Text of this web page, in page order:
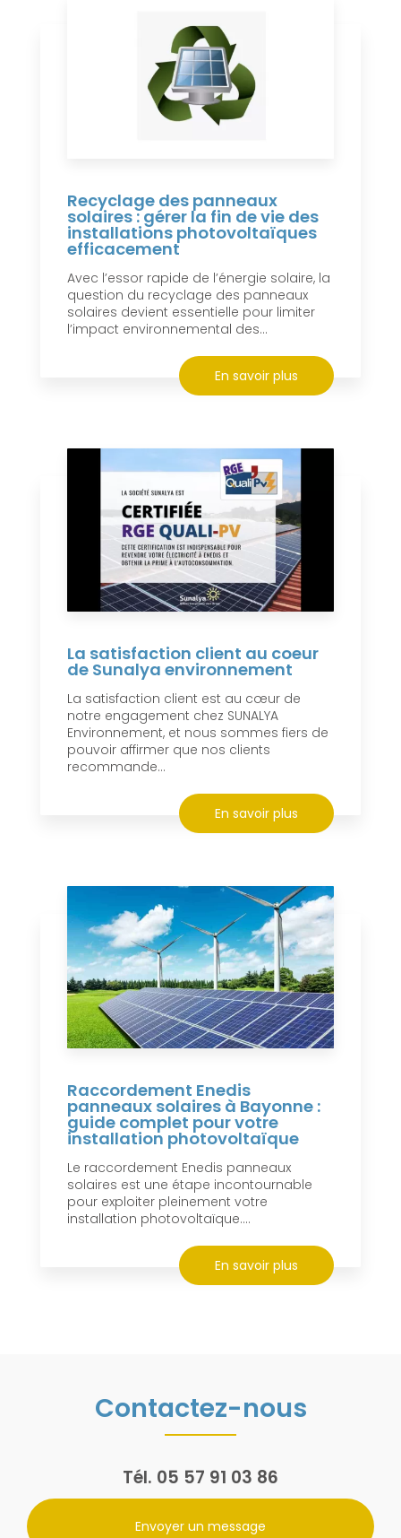
Recyclage des panneaux
solaires : gérer la fin de vie des
installations photovoltaïques
efficacement
Avec l’essor rapide de l’énergie solaire, la
question du recyclage des panneaux
solaires devient essentielle pour limiter
l’impact environnemental des...
En savoir plus
La satisfaction client au coeur
de Sunalya environnement
La satisfaction client est au cœur de
notre engagement chez SUNALYA
Environnement, et nous sommes fiers de
pouvoir affirmer que nos clients
recommande...
En savoir plus
Raccordement Enedis
panneaux solaires à Bayonne :
guide complet pour votre
installation photovoltaïque
Le raccordement Enedis panneaux
solaires est une étape incontournable
pour exploiter pleinement votre
installation photovoltaïque....
En savoir plus
Contactez-nous
Tél. 05 57 91 03 86
Envoyer un message